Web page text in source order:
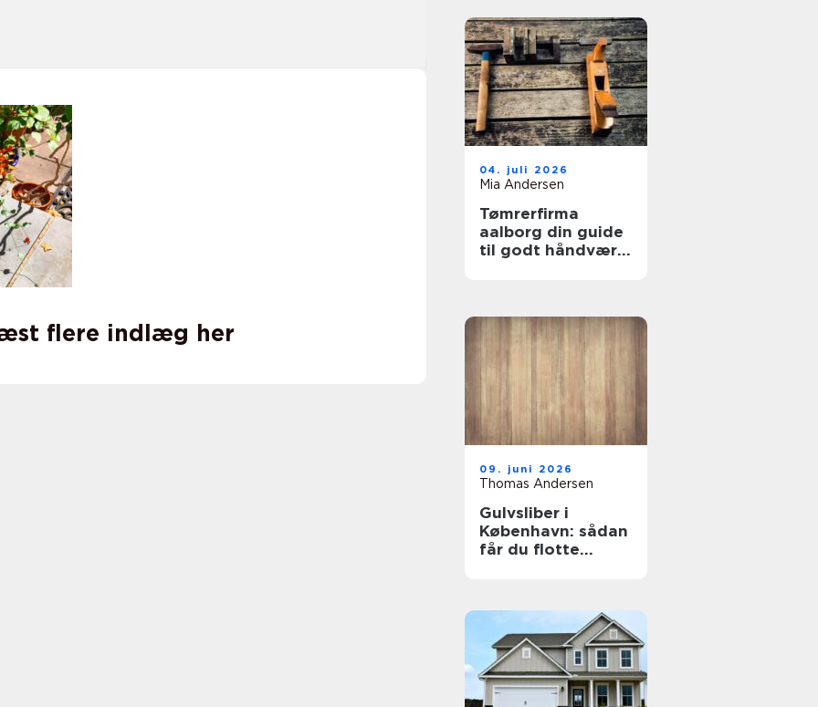
flere indlæg her
04. juli 2026
Mia Andersen
Tømrerfirma
aalborg din guide
til godt håndværk
09. juni 2026
Thomas Andersen
Gulvsliber i
København: sådan
får du flotte